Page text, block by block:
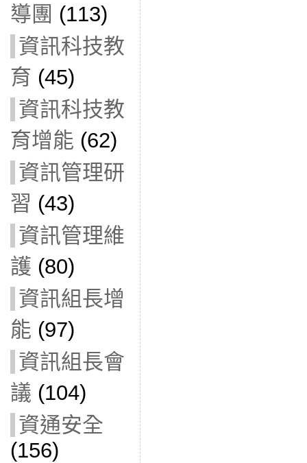
導團 (113)
資訊科技教
育 (45)
資訊科技教
育增能 (62)
資訊管理研
習 (43)
資訊管理維
護 (80)
資訊組長增
能 (97)
資訊組長會
議 (104)
資通安全
(156)